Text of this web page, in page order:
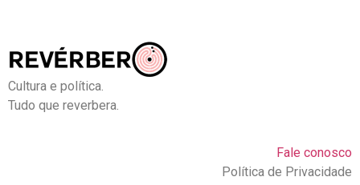
Cultura e política.
Tudo que reverbera.
Fale conosco
Política de Privacidade